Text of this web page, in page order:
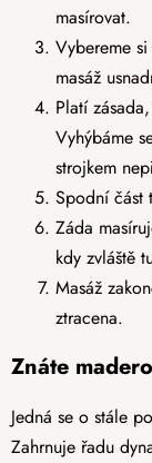
masírovat.
Vybereme
masáž
Platí
Vyhýbáme
strojkem
Spodní část
Záda
kdy zvláště
Masáž
ztracena.
Znáte
Jedná se o stále
Zahrnuje řadu